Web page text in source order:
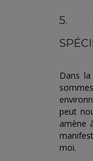
5.
Dans
peut
amène
moi.